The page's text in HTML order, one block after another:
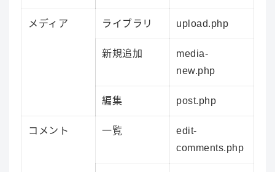
メディア ライブラリ upload.php
新規追加
media-
new.php
編集 post.php
コメント 一覧
edit-
comments.php